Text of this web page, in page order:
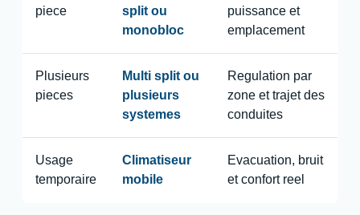
piece
split ou
monobloc
puissance et
emplacement
Plusieurs
pieces
Multi split ou
plusieurs
systemes
Regulation par
zone et trajet des
conduites
Usage
temporaire
Climatiseur
mobile
Evacuation, bruit
et confort reel